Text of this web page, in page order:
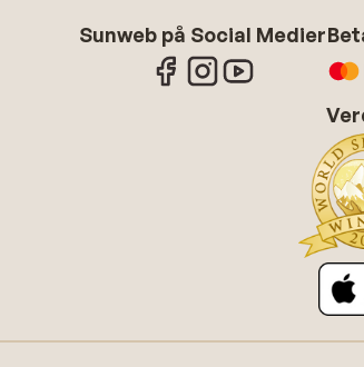
Sunweb på Social Medier